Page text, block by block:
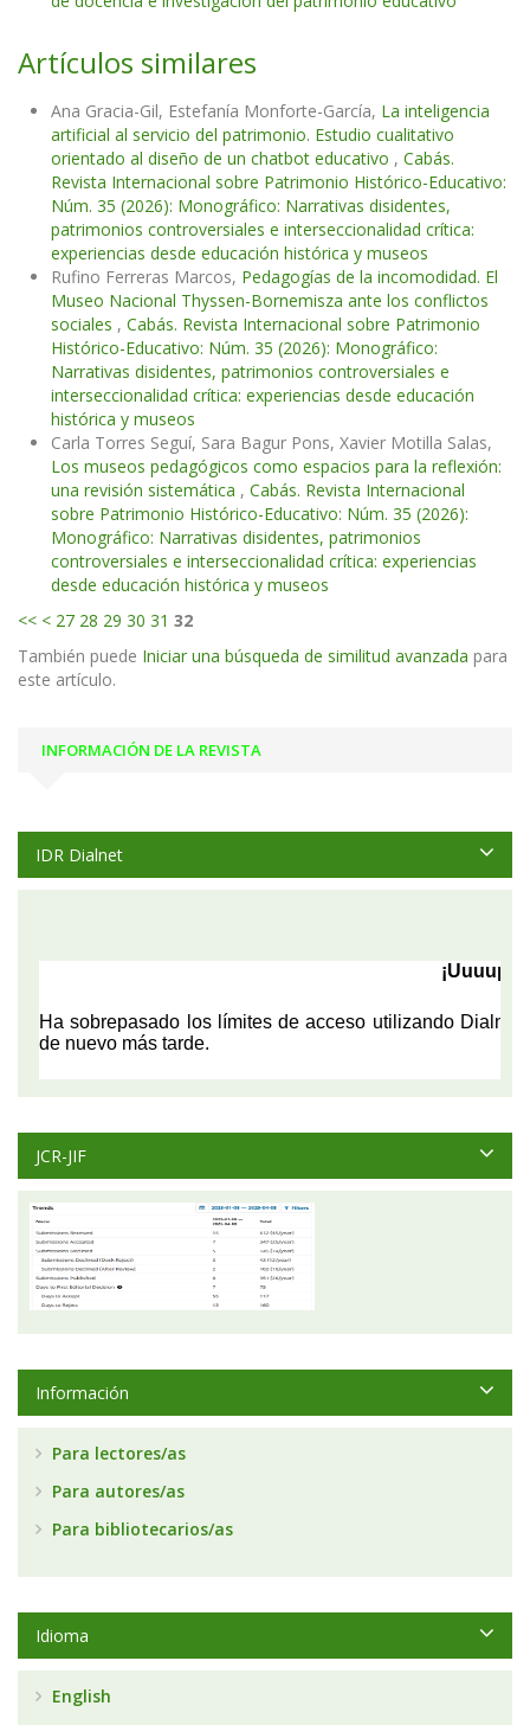
Artículos similares
Ana Gracia-Gil, Estefanía Monforte-García, La inteligencia
artificial al servicio del patrimonio. Estudio cualitativo
orientado al diseño de un chatbot educativo , Cabás.
Revista Internacional sobre Patrimonio Histórico-Educativo:
Núm. 35 (2026): Monográfico: Narrativas disidentes,
patrimonios controversiales e interseccionalidad crítica:
experiencias desde educación histórica y museos
Rufino Ferreras Marcos, Pedagogías de la incomodidad. El
Museo Nacional Thyssen-Bornemisza ante los conflictos
sociales , Cabás. Revista Internacional sobre Patrimonio
Histórico-Educativo: Núm. 35 (2026): Monográfico:
Narrativas disidentes, patrimonios controversiales e
interseccionalidad crítica: experiencias desde educación
histórica y museos
Carla Torres Seguí, Sara Bagur Pons, Xavier Motilla Salas,
Los museos pedagógicos como espacios para la reflexión:
una revisión sistemática , Cabás. Revista Internacional
sobre Patrimonio Histórico-Educativo: Núm. 35 (2026):
Monográfico: Narrativas disidentes, patrimonios
controversiales e interseccionalidad crítica: experiencias
desde educación histórica y museos
<< < 27 28 29 30 31 32
También puede Iniciar una búsqueda de similitud avanzada para
este artículo.
INFORMACIÓN DE LA REVISTA
IDR Dialnet
JCR-JIF
Información
Para lectores/as
Para autores/as
Para bibliotecarios/as
Idioma
English